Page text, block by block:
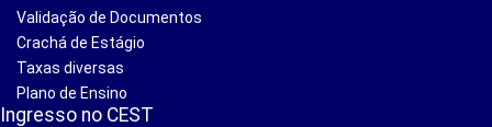
Validação de Documentos
Crachá de Estágio
Taxas diversas
Plano de Ensino
Ingresso no CEST